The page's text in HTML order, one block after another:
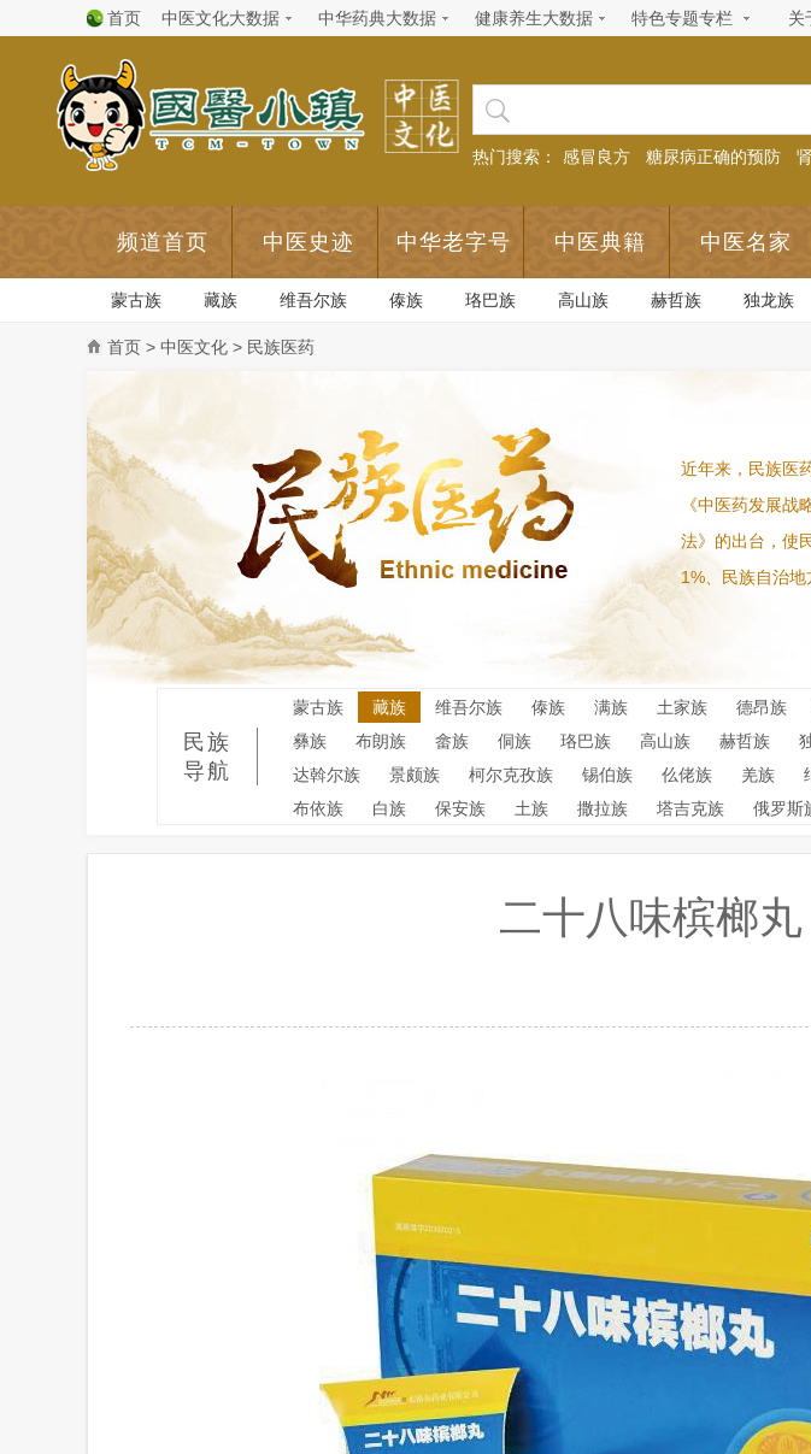
首页 中医文化大数据 中华药典大数据 健康养生大数据 特色专题专栏 关
热门搜索： 感冒良方 糖尿病正确的预防
频道首页 中医史迹 中华老字号 中医典籍 中医名家
蒙古族 藏族 维吾尔族 傣族 珞巴族 高山族 赫哲族 独龙族
首页 > 中医文化 > 民族医药
近年来，民族医
《中医药发展
法》的出台，使
1%、民族自治地
民族
导航
蒙古族 藏族 维吾尔族 傣族 满族 土家族 德昂族
彝族
布朗族 畲族 侗族 珞巴族 高山族 赫哲族
达斡尔族
景颇族 柯尔克孜族 锡伯族 仫佬族 羌族
布依族
白族 保安族 土族 撒拉族 塔吉克族 俄罗斯
二十八味槟榔丸